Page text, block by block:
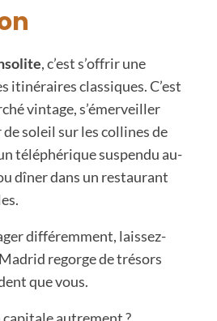
, c’est s’offrir une
itinéraires classiques. C’est
vintage, s’émerveiller
soleil sur les collines de
téléphérique suspendu au-
dîner dans un restaurant
différemment, laissez-
regorge de trésors
que vous.